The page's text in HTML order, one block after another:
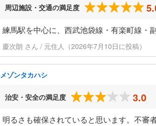
周辺施設・交通の満足度
練馬駅を中心に、西武池袋線・有楽町線・
慶次朗 さん / 元住人（2026年7月10日に投稿）
メゾンタカハシ
治安・安全の満足度 3.0
明るさも確保されていると思います。不審